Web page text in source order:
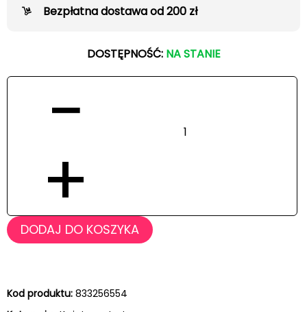
Bezpłatna dostawa od 200 zł
DOSTĘPNOŚĆ: NA STANIE
−
+
DODAJ DO KOSZYKA
Kod produktu: 833256554